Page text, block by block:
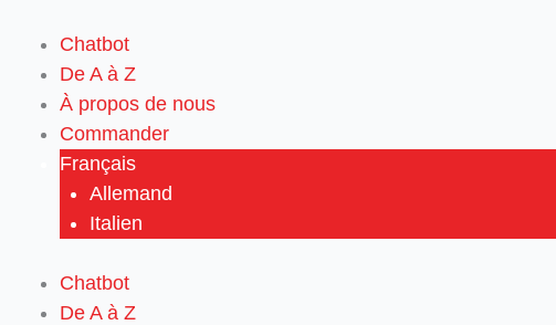
contenu
Chatbot
De A à Z
À propos de nous
Commander
Français
Allemand
Italien
Chatbot
De A à Z